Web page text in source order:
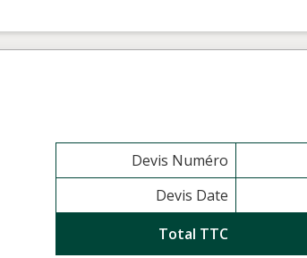
Devis Numéro
Devis Date
Total TTC